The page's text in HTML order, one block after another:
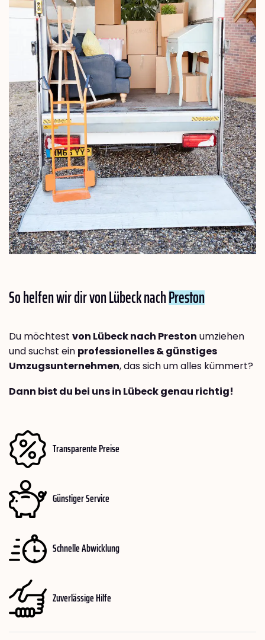
So helfen wir dir von Lübeck nachPreston
Du möchtest von Lübeck nach Preston umziehen
und suchst ein professionelles & günstiges
Umzugsunternehmen, das sich um alles kümmert?
Dann bist du bei uns in Lübeck genau richtig!
Transparente Preise
Günstiger Service
Schnelle Abwicklung
Zuverlässige Hilfe